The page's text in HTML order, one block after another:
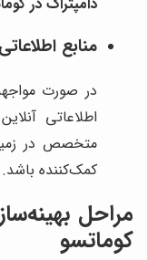
منابع
در صورت
اطلاعاتی
متخصص در
کمک‌کننده باشد.
مراحل
کوماتسو